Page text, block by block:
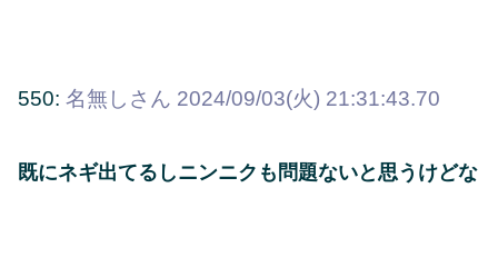
550: 名無しさん 2024/09/03(火) 21:31:43.70
既にネギ出てるしニンニクも問題ないと思うけどな